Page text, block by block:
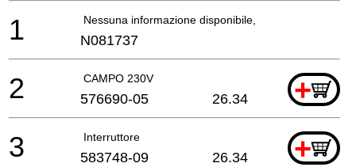
Nessuna informazione disponibile, non ordinabile
1 N081737
CAMPO 230V +
2 576690-05 26.34
Interruttore +
3 583748-09 26.34